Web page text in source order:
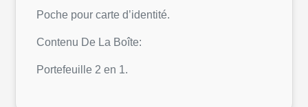
Poche pour carte d’identité.
Contenu De La Boîte:
Portefeuille 2 en 1.